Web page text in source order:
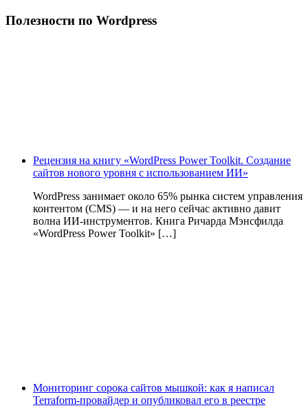
Полезности по Wordpress
Рецензия на книгу «WordPress Power Toolkit. Создание
сайтов нового уровня с использованием ИИ»
WordPress занимает около 65% рынка систем управления
контентом (CMS) — и на него сейчас активно давит
волна ИИ‑инструментов. Книга Ричарда Мэнсфилда
«WordPress Power Toolkit» […]
Мониторинг сорока сайтов мышкой: как я написал
Terraform-провайдер и опубликовал его в реестре